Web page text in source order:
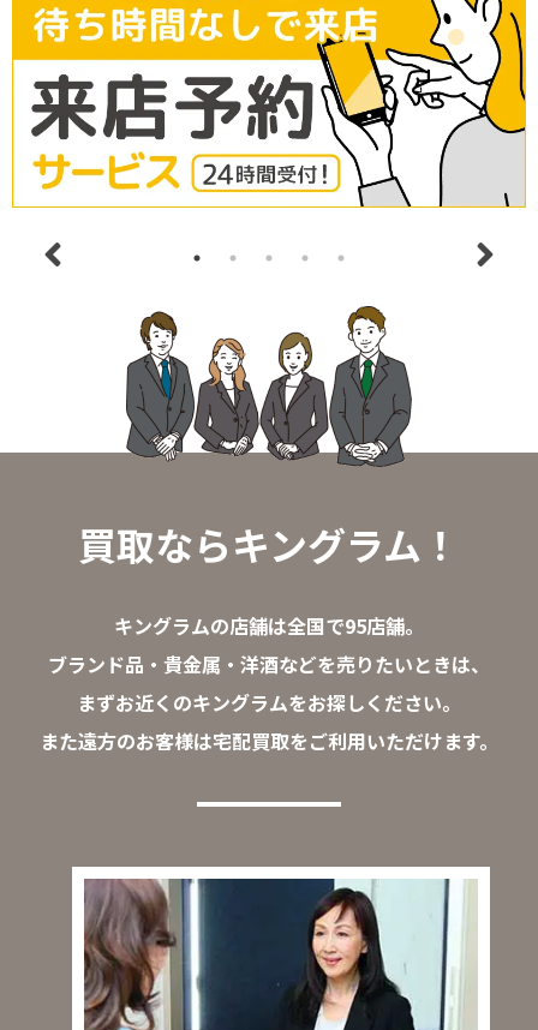
買取ならキングラム！
キングラムの店舗は全国で95店舗。
ブランド品・貴金属・洋酒などを売りたいときは、
まずお近くのキングラムをお探しください。
また遠方のお客様は宅配買取をご利用いただけます。